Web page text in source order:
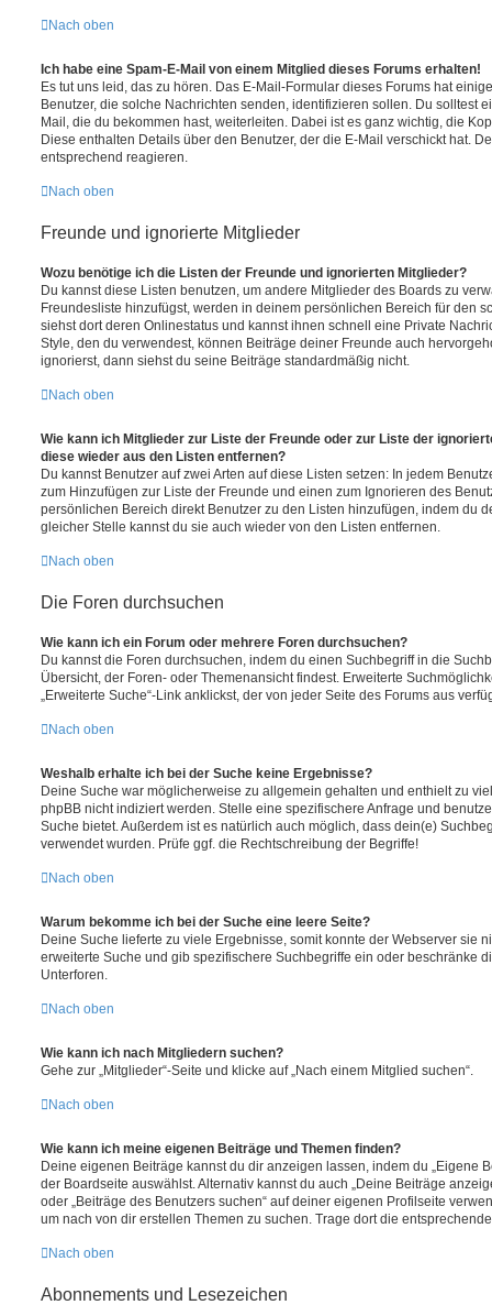
Nach oben
Ich habe eine Spam-E-Mail von einem Mitglied dieses Forums erhalten!
Es tut uns leid, das zu hören. Das E-Mail-Formular dieses Forums hat
Benutzer, die solche Nachrichten senden, identifizieren sollen. Du solltest
Mail, die du bekommen hast, weiterleiten. Dabei ist es ganz wichtig, die
Diese enthalten Details über den Benutzer, der die E-Mail verschickt hat.
entsprechend reagieren.
Nach oben
Freunde und ignorierte Mitglieder
Wozu benötige ich die Listen der Freunde und ignorierten Mitglieder?
Du kannst diese Listen benutzen, um andere Mitglieder des Boards zu
Freundesliste hinzufügst, werden in deinem persönlichen Bereich für den
siehst dort deren Onlinestatus und kannst ihnen schnell eine Private
Style, den du verwendest, können Beiträge deiner Freunde auch
ignorierst, dann siehst du seine Beiträge standardmäßig nicht.
Nach oben
Wie kann ich Mitglieder zur Liste der Freunde oder zur Liste der
diese wieder aus den Listen entfernen?
Du kannst Benutzer auf zwei Arten auf diese Listen setzen: In jedem
zum Hinzufügen zur Liste der Freunde und einen zum Ignorieren des
persönlichen Bereich direkt Benutzer zu den Listen hinzufügen, indem du
gleicher Stelle kannst du sie auch wieder von den Listen entfernen.
Nach oben
Die Foren durchsuchen
Wie kann ich ein Forum oder mehrere Foren durchsuchen?
Du kannst die Foren durchsuchen, indem du einen Suchbegriff in die
Übersicht, der Foren- oder Themenansicht findest. Erweiterte
„Erweiterte Suche“-Link anklickst, der von jeder Seite des Forums aus
Nach oben
Weshalb erhalte ich bei der Suche keine Ergebnisse?
Deine Suche war möglicherweise zu allgemein gehalten und enthielt zu
phpBB nicht indiziert werden. Stelle eine spezifischere Anfrage und
Suche bietet. Außerdem ist es natürlich auch möglich, dass dein(e)
verwendet wurden. Prüfe ggf. die Rechtschreibung der Begriffe!
Nach oben
Warum bekomme ich bei der Suche eine leere Seite?
Deine Suche lieferte zu viele Ergebnisse, somit konnte der Webserver sie
erweiterte Suche und gib spezifischere Suchbegriffe ein oder beschränke
Unterforen.
Nach oben
Wie kann ich nach Mitgliedern suchen?
Gehe zur „Mitglieder“-Seite und klicke auf „Nach einem Mitglied suchen“.
Nach oben
Wie kann ich meine eigenen Beiträge und Themen finden?
Deine eigenen Beiträge kannst du dir anzeigen lassen, indem du „Eigene
der Boardseite auswählst. Alternativ kannst du auch „Deine Beiträge
oder „Beiträge des Benutzers suchen“ auf deiner eigenen Profilseite
um nach von dir erstellen Themen zu suchen. Trage dort die
Nach oben
Abonnements und Lesezeichen